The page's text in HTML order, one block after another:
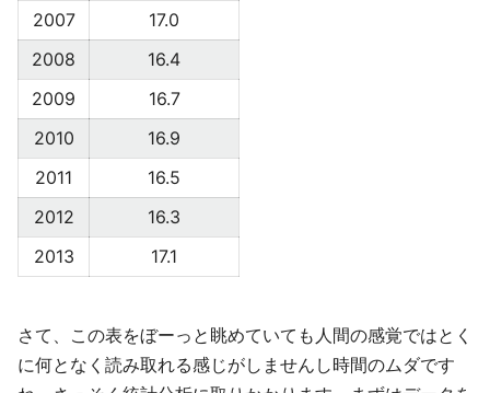
2007
17.0
2008
16.4
2009
16.7
2010
16.9
2011
16.5
2012
16.3
2013
17.1
さて、この表をぼーっと眺めていても人間の感覚ではとく
に何となく読み取れる感じがしませんし時間のムダです